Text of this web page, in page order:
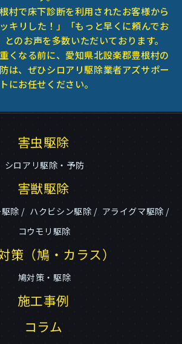
村で床下診断を利用されたお客様から
キリした！」「もっと早くに頼んでお
のお声を多数いただいております。
くなる前に、愛知県北設楽郡豊根村の
は、ぜひシロアリ駆除業者アズサポー
トにお任せください。
害虫駆除
シロアリ駆除・予防
害獣駆除
除 ハクビシン駆除
アライグマ駆除
コウモリ駆除
策（鳩・カラス）
鳩対策・駆除
施工事例
コラム